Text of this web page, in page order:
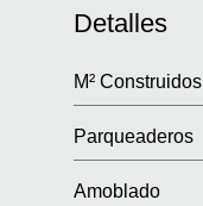
Detalles
M² Construidos
Parqueaderos
Amoblado